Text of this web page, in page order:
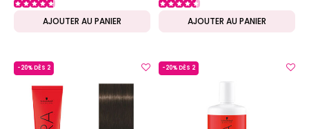
AJOUTER AU PANIER AJOUTER AU PANIER
-20% DÈS 2 -20% DÈS 2